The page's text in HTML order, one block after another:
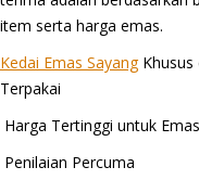
item serta harga emas.
Kedai Emas SayangKhusus
Terpakai
Harga Tertinggi untuk Emas
Penilaian Percuma